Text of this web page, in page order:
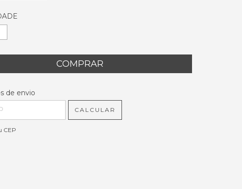
o CEP:
de envio
CALCULAR
CEP